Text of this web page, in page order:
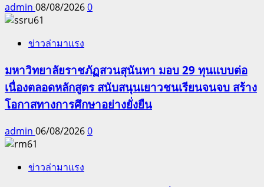
admin 08/08/20260
ข่าวล่ามาแรง
มหาวิทยาลัยราชภัฏสวนสุนันทา มอบ 29 ทุนแบบต่อ
เนื่องตลอดหลักสูตร สนับสนุนเยาวชนเรียนจนจบ สร้าง
โอกาสทางการศึกษาอย่างยั่งยืน
admin 06/08/20260
ข่าวล่ามาแรง